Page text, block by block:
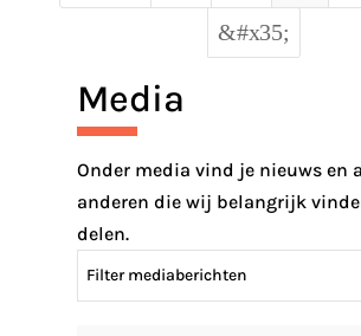
&#x35;
Media
Onder media vind je nieuws en
anderen die wij belangrijk
delen.
Filter mediaberichten